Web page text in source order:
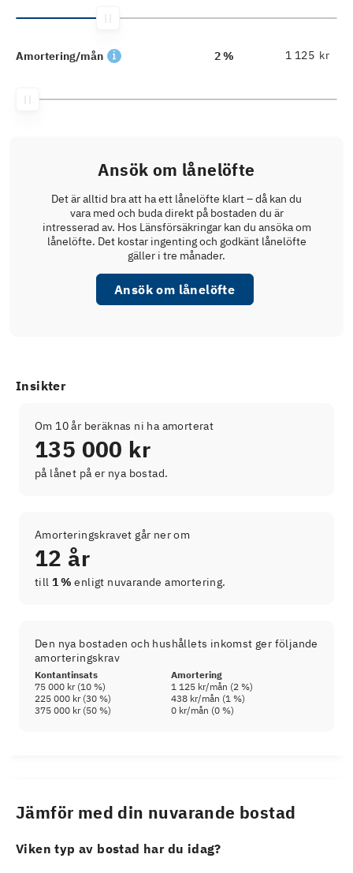
Amortering/mån 2 % kr
Ansök om lånelöfte
Det är alltid bra att ha ett lånelöfte klart – då kan du
vara med och buda direkt på bostaden du är
intresserad av. Hos Länsförsäkringar kan du ansöka om
lånelöfte. Det kostar ingenting och godkänt lånelöfte
gäller i tre månader.
Ansök om lånelöfte
Insikter
Om 10 år beräknas ni ha amorterat
135 000 kr
på lånet på er nya bostad.
Amorteringskravet går ner om
12 år
till 1 % enligt nuvarande amortering.
Den nya bostaden och hushållets inkomst ger följande
amorteringskrav
Kontantinsats
Amortering
75 000 kr(10 %) 1 125 kr/mån (2 %)
225 000 kr(30 %) 438 kr/mån (1 %)
375 000 kr(50 %) 0 kr/mån (0 %)
Jämför med din nuvarande bostad
Viken typ av bostad har du idag?